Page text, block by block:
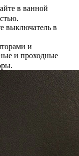
в ванной
выключатель в
и
и проходные